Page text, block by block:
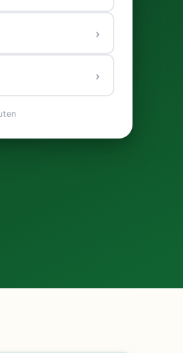
›
›